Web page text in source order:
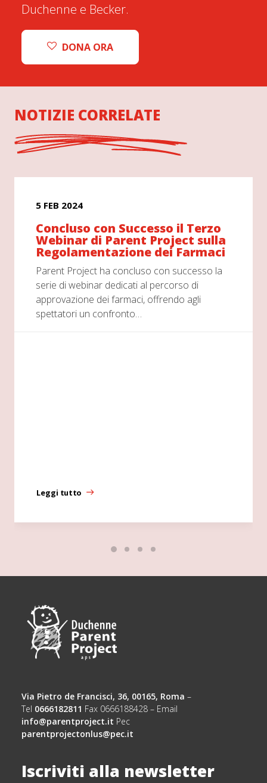
Duchenne e Becker.
DONA ORA
NOTIZIE CORRELATE
5 FEB 2024
Concluso con Successo il Terzo
Webinar di Parent Project sulla
Regolamentazione dei Farmaci
Parent Project ha concluso con successo la
serie di webinar dedicati al percorso di
approvazione dei farmaci, offrendo agli
spettatori un confronto…
Leggi tutto
Via Pietro de Francisci, 36, 00165, Roma –
Tel 0666182811 Fax 0666188428 – Email
info@parentproject.it Pec
parentprojectonlus@pec.it
Iscriviti alla newsletter